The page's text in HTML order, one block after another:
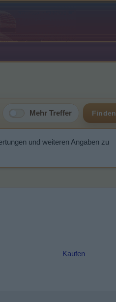
Mehr Treffer Finden
und weiteren Angaben zu
Kaufen